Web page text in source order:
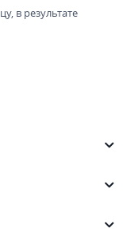
в результате